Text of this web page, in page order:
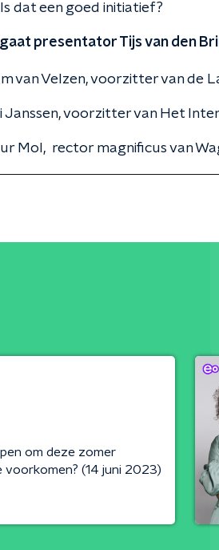
dat een goed initiatief?
presentator Tijs van den
van Velzen, voorzitter van de
Janssen, voorzitter van Het
Mol, rector magnificus van
om deze zomer
(14 juni 2023)